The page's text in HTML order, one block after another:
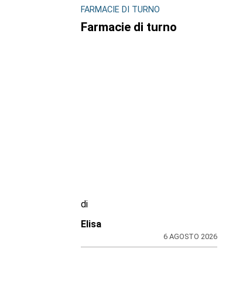
FARMACIE DI TURNO
Farmacie di turno
di
Elisa
6 AGOSTO 2026